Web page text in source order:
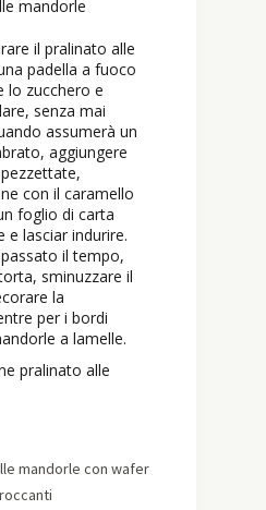
il pralinato alle
padella a fuoco
lo zucchero e
senza mai
assumerà un
aggiungere
con il caramello
foglio di carta
e lasciar indurire.
il tempo,
sminuzzare il
la
per i bordi
a lamelle.